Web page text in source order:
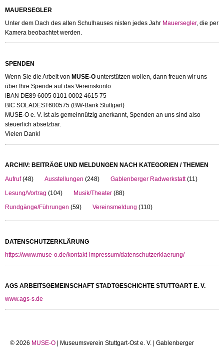
MAUERSEGLER
Unter dem Dach des alten Schulhauses nisten jedes Jahr Mauersegler, die per
Kamera beobachtet werden.
SPENDEN
Wenn Sie die Arbeit von MUSE-O unterstützen wollen, dann freuen wir uns
über Ihre Spende auf das Vereinskonto:
IBAN DE89 6005 0101 0002 4615 75
BIC SOLADEST600575 (BW-Bank Stuttgart)
MUSE-O e. V. ist als gemeinnützig anerkannt, Spenden an uns sind also
steuerlich absetzbar.
Vielen Dank!
ARCHIV: BEITRÄGE UND MELDUNGEN NACH KATEGORIEN / THEMEN
Aufruf(48) Ausstellungen (248) Gablenberger Radwerkstatt(11)
Lesung/Vortrag (104) Musik/Theater (88)
Rundgänge/Führungen (59) Vereinsmeldung (110)
DATENSCHUTZERKLÄRUNG
https://www.muse-o.de/kontakt-impressum/datenschutzerklaerung/
AGS ARBEITSGEMEINSCHAFT STADTGESCHICHTE STUTTGART E. V.
www.ags-s.de
© 2026 MUSE-O | Museumsverein Stuttgart-Ost e. V. | Gablenberger